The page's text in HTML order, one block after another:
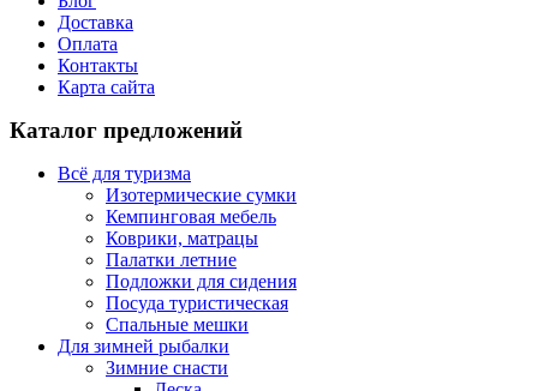
Доставка
Оплата
Контакты
Карта сайта
Каталог предложений
Всё для туризма
Изотермические сумки
Кемпинговая мебель
Коврики, матрацы
Палатки летние
Подложки для сидения
Посуда туристическая
Спальные мешки
Для зимней рыбалки
Зимние снасти